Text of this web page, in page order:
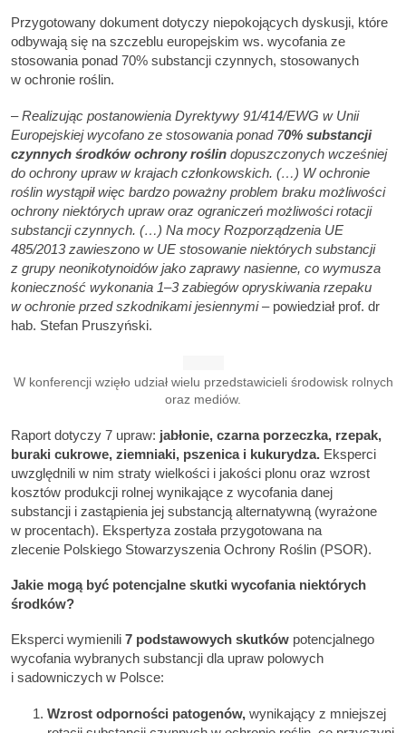
Przygotowany dokument dotyczy niepokojących dyskusji, które
odbywają się na szczeblu europejskim ws. wycofania ze
stosowania ponad 70% substancji czynnych, stosowanych
w ochronie roślin.
–Realizując postanowienia Dyrektywy 91/414/EWG w Unii
Europejskiej wycofano ze stosowania ponad 70% substancji
czynnych środków ochrony roślin dopuszczonych wcześniej
do ochrony upraw w krajach członkowskich. (…) W ochronie
roślin wystąpił więc bardzo poważny problem braku możliwości
ochrony niektórych upraw oraz ograniczeń możliwości rotacji
substancji czynnych. (…) Na mocy Rozporządzenia UE
485/2013 zawieszono w UE stosowanie niektórych substancji
z grupy neonikotynoidów jako zaprawy nasienne, co wymusza
konieczność wykonania 1–3 zabiegów opryskiwania rzepaku
w ochronie przed szkodnikami jesiennymi– powiedział prof. dr
hab. Stefan Pruszyński.
W konferencji wzięło udział wielu przedstawicieli środowisk rolnych
oraz mediów.
Raport dotyczy 7 upraw: jabłonie, czarna porzeczka, rzepak,
buraki cukrowe, ziemniaki, pszenica i kukurydza. Eksperci
uwzględnili w nim straty wielkości i jakości plonu oraz wzrost
kosztów produkcji rolnej wynikające z wycofania danej
substancji i zastąpienia jej substancją alternatywną (wyrażone
w procentach). Ekspertyza została przygotowana na
zlecenie Polskiego Stowarzyszenia Ochrony Roślin (PSOR).
Jakie mogą być potencjalne skutki wycofania niektórych
środków?
Eksperci wymienili 7 podstawowych skutków potencjalnego
wycofania wybranych substancji dla upraw polowych
i sadowniczych w Polsce:
Wzrost odporności patogenów, wynikający z mniejszej